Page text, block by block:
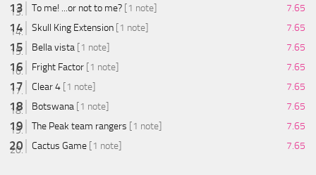
To me! ...or not to me? [1 note]
7.65
Skull King Extension [1 note]
7.65
Bella vista [1 note]
7.65
Fright Factor [1 note]
7.65
Clear 4 [1 note]
7.65
Botswana [1 note]
7.65
The Peak team rangers [1 note]
7.65
Cactus Game [1 note] 7.65